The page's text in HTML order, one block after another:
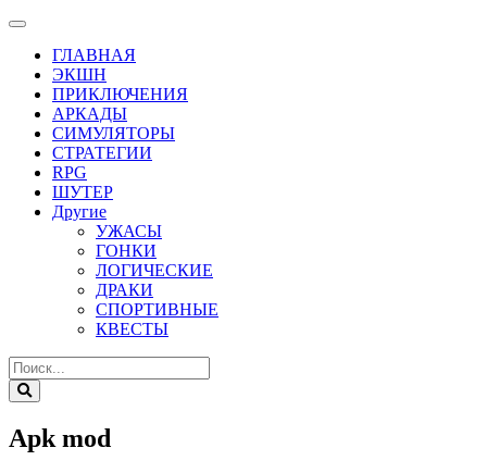
ГЛАВНАЯ
ЭКШН
ПРИКЛЮЧЕНИЯ
АРКАДЫ
СИМУЛЯТОРЫ
СТРАТЕГИИ
RPG
ШУТЕР
Другие
УЖАСЫ
ГОНКИ
ЛОГИЧЕСКИЕ
ДРАКИ
СПОРТИВНЫЕ
КВЕСТЫ
Apk mod